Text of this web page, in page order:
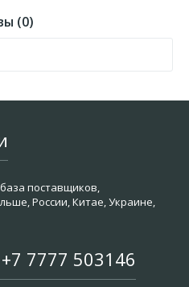
(0)
поставщиков,
России, Китае, Украине,
7777 503146